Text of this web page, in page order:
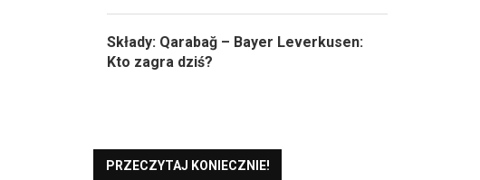
Składy: Qarabağ – Bayer Leverkusen:
Kto zagra dziś?
PRZECZYTAJ KONIECZNIE!